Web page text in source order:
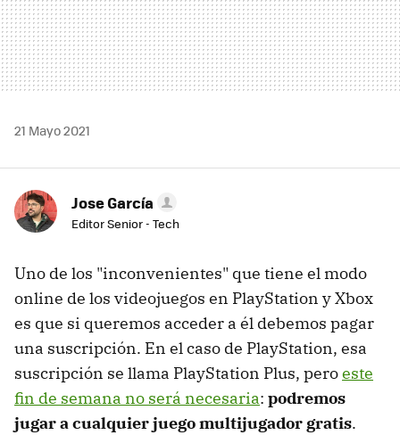
21 Mayo 2021
Jose García
Editor Senior - Tech
Uno de los "inconvenientes" que tiene el modo
online de los videojuegos en PlayStation y Xbox
es que si queremos acceder a él debemos pagar
una suscripción. En el caso de PlayStation, esa
suscripción se llama PlayStation Plus, peroeste
fin de semana no será necesaria: podremos
jugar a cualquier juego multijugador gratis.